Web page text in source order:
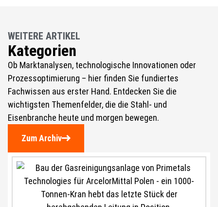
WEITERE ARTIKEL
Kategorien
Ob Marktanalysen, technologische Innovationen oder
Prozessoptimierung – hier finden Sie fundiertes
Fachwissen aus erster Hand. Entdecken Sie die
wichtigsten Themenfelder, die die Stahl- und
Eisenbranche heute und morgen bewegen.
Zum Archiv